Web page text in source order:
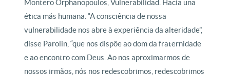
Montero Orphanopoulos, Vulnerabilidad. Hacia una
ética más humana. “A consciência de nossa
vulnerabilidade nos abre à experiência da alteridade”,
disse Parolin, “que nos dispõe ao dom da fraternidade
e ao encontro com Deus. Ao nos aproximarmos de
nossos irmãos, nós nos redescobrimos, redescobrimos